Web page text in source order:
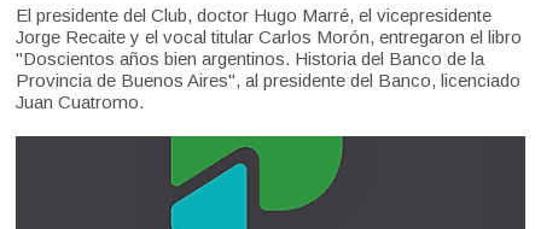
El presidente del Club, doctor Hugo Marré, el vicepresidente
Jorge Recaite y el vocal titular Carlos Morón, entregaron el libro
"Doscientos años bien argentinos. Historia del Banco de la
Provincia de Buenos Aires", al presidente del Banco, licenciado
Juan Cuatromo.